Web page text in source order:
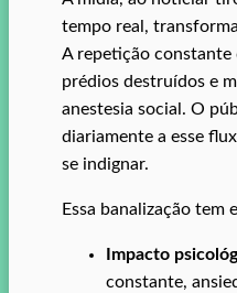
tempo real,
A repetição constante
prédios destruídos e
anestesia social. O
diariamente a esse
se indignar.
Essa banalização tem
Impacto
constante,